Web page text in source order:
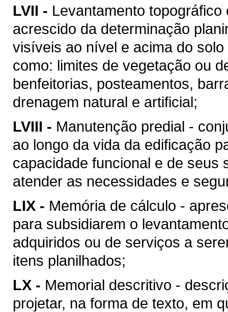
LVII - Levantamento
acrescido da determinação
visíveis ao nível e acima do
como: limites de vegetação ou
benfeitorias, posteamentos,
drenagem natural e artificial;
LVIII - Manutenção predial -
ao longo da vida da edificação
capacidade funcional e de seus
atender as necessidades e
LIX - Memória de cálculo -
para subsidiarem o
adquiridos ou de serviços a
itens planilhados;
LX - Memorial descritivo -
projetar, na forma de texto, em